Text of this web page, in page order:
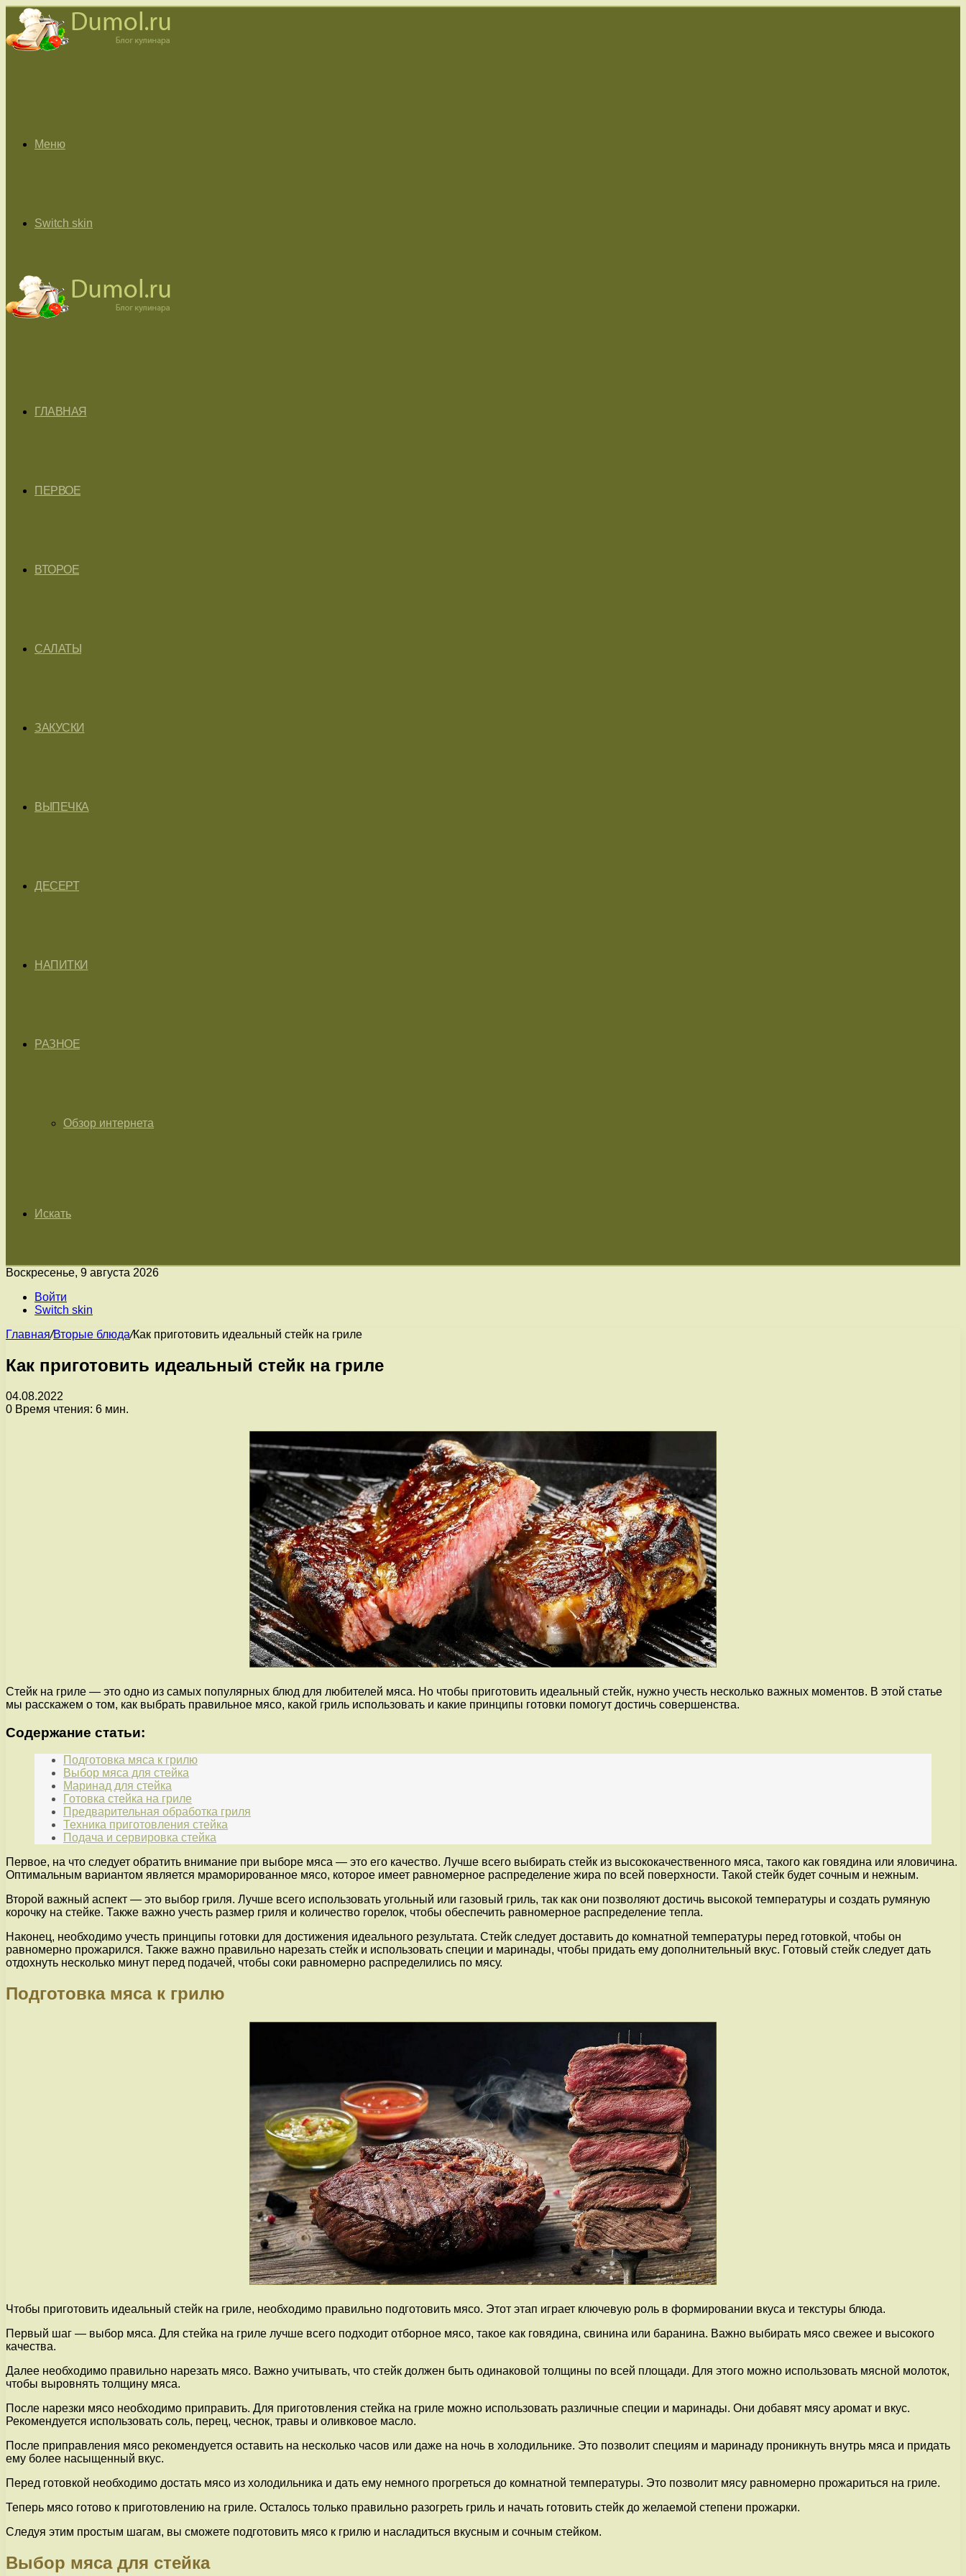
Меню
Switch skin
ГЛАВНАЯ
ПЕРВОЕ
ВТОРОЕ
САЛАТЫ
ЗАКУСКИ
ВЫПЕЧКА
ДЕСЕРТ
НАПИТКИ
РАЗНОЕ
Обзор интернета
Искать
Воскресенье, 9 августа 2026
Войти
Switch skin
Главная/Вторые блюда/Как приготовить идеальный стейк на гриле
Как приготовить идеальный стейк на гриле
04.08.2022
0 Время чтения: 6 мин.
Стейк на гриле — это одно из самых популярных блюд для любителей мяса. Но чтобы приготовить идеальный стейк, нужно учесть несколько важных моментов. В этой статье
мы расскажем о том, как выбрать правильное мясо, какой гриль использовать и какие принципы готовки помогут достичь совершенства.
Содержание статьи:
Подготовка мяса к грилю
Выбор мяса для стейка
Маринад для стейка
Готовка стейка на гриле
Предварительная обработка гриля
Техника приготовления стейка
Подача и сервировка стейка
Первое, на что следует обратить внимание при выборе мяса — это его качество. Лучше всего выбирать стейк из высококачественного мяса, такого как говядина или яловичина.
Оптимальным вариантом является мраморированное мясо, которое имеет равномерное распределение жира по всей поверхности. Такой стейк будет сочным и нежным.
Второй важный аспект — это выбор гриля. Лучше всего использовать угольный или газовый гриль, так как они позволяют достичь высокой температуры и создать румяную
корочку на стейке. Также важно учесть размер гриля и количество горелок, чтобы обеспечить равномерное распределение тепла.
Наконец, необходимо учесть принципы готовки для достижения идеального результата. Стейк следует доставить до комнатной температуры перед готовкой, чтобы он
равномерно прожарился. Также важно правильно нарезать стейк и использовать специи и маринады, чтобы придать ему дополнительный вкус. Готовый стейк следует дать
отдохнуть несколько минут перед подачей, чтобы соки равномерно распределились по мясу.
Подготовка мяса к грилю
Чтобы приготовить идеальный стейк на гриле, необходимо правильно подготовить мясо. Этот этап играет ключевую роль в формировании вкуса и текстуры блюда.
Первый шаг — выбор мяса. Для стейка на гриле лучше всего подходит отборное мясо, такое как говядина, свинина или баранина. Важно выбирать мясо свежее и высокого
качества.
Далее необходимо правильно нарезать мясо. Важно учитывать, что стейк должен быть одинаковой толщины по всей площади. Для этого можно использовать мясной молоток,
чтобы выровнять толщину мяса.
После нарезки мясо необходимо приправить. Для приготовления стейка на гриле можно использовать различные специи и маринады. Они добавят мясу аромат и вкус.
Рекомендуется использовать соль, перец, чеснок, травы и оливковое масло.
После приправления мясо рекомендуется оставить на несколько часов или даже на ночь в холодильнике. Это позволит специям и маринаду проникнуть внутрь мяса и придать
ему более насыщенный вкус.
Перед готовкой необходимо достать мясо из холодильника и дать ему немного прогреться до комнатной температуры. Это позволит мясу равномерно прожариться на гриле.
Теперь мясо готово к приготовлению на гриле. Осталось только правильно разогреть гриль и начать готовить стейк до желаемой степени прожарки.
Следуя этим простым шагам, вы сможете подготовить мясо к грилю и насладиться вкусным и сочным стейком.
Выбор мяса для стейка